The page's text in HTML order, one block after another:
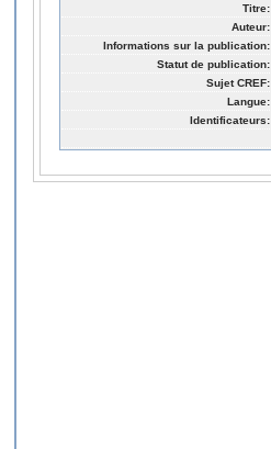
Titre:
Auteur:
Informations sur la publication:
Statut de publication:
Sujet CREF:
Langue:
Identificateurs: